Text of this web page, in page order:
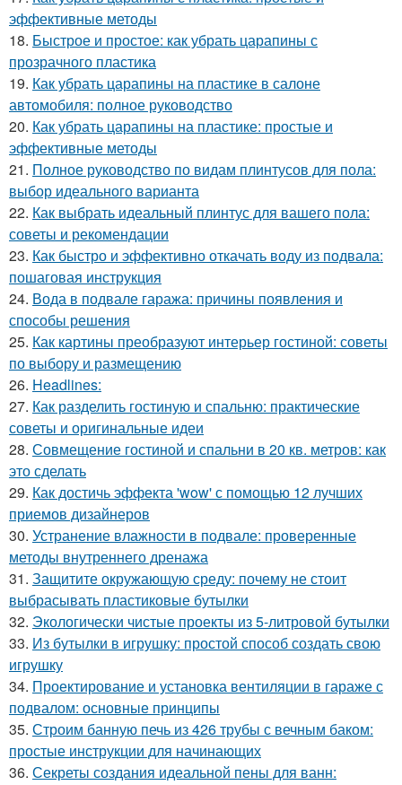
эффективные методы
18. Быстрое и простое: как убрать царапины с
прозрачного пластика
19. Как убрать царапины на пластике в салоне
автомобиля: полное руководство
20. Как убрать царапины на пластике: простые и
эффективные методы
21. Полное руководство по видам плинтусов для пола:
выбор идеального варианта
22. Как выбрать идеальный плинтус для вашего пола:
советы и рекомендации
23. Как быстро и эффективно откачать воду из подвала:
пошаговая инструкция
24. Вода в подвале гаража: причины появления и
способы решения
25. Как картины преобразуют интерьер гостиной: советы
по выбору и размещению
26. Headlines:
27. Как разделить гостиную и спальню: практические
советы и оригинальные идеи
28. Совмещение гостиной и спальни в 20 кв. метров: как
это сделать
29. Как достичь эффекта 'wow' с помощью 12 лучших
приемов дизайнеров
30. Устранение влажности в подвале: проверенные
методы внутреннего дренажа
31. Защитите окружающую среду: почему не стоит
выбрасывать пластиковые бутылки
32. Экологически чистые проекты из 5-литровой бутылки
33. Из бутылки в игрушку: простой способ создать свою
игрушку
34. Проектирование и установка вентиляции в гараже с
подвалом: основные принципы
35. Строим банную печь из 426 трубы с вечным баком:
простые инструкции для начинающих
36. Секреты создания идеальной пены для ванн: